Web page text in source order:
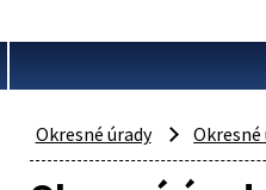
Okresné úrady Okresné